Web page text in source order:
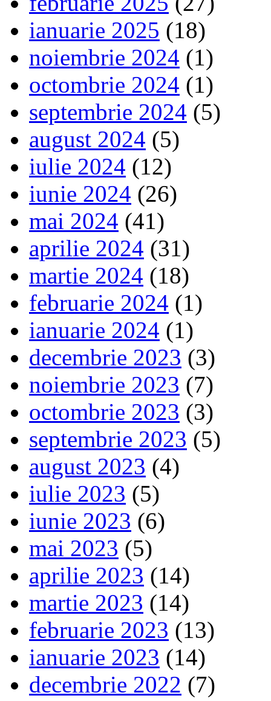
ianuarie 2025 (18)
noiembrie 2024 (1)
octombrie 2024 (1)
septembrie 2024 (5)
august 2024 (5)
iulie 2024 (12)
iunie 2024 (26)
mai 2024 (41)
aprilie 2024 (31)
martie 2024 (18)
februarie 2024 (1)
ianuarie 2024 (1)
decembrie 2023 (3)
noiembrie 2023 (7)
octombrie 2023 (3)
septembrie 2023 (5)
august 2023 (4)
iulie 2023 (5)
iunie 2023 (6)
mai 2023 (5)
aprilie 2023 (14)
martie 2023 (14)
februarie 2023 (13)
ianuarie 2023 (14)
decembrie 2022 (7)